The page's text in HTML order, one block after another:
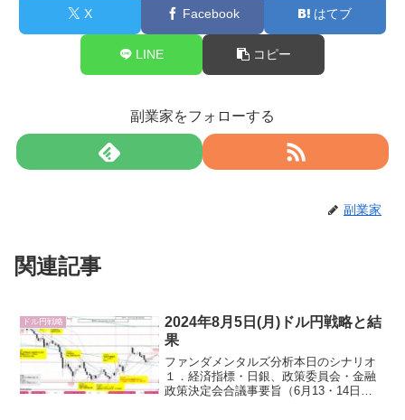
X Facebook はてブ
LINE コピー
副業家をフォローする
副業家
関連記事
ドル円戦略
2024年8月5日(月)ドル円戦略と結
果
ファンダメンタルズ分析本日のシナリオ
１．経済指標・日銀、政策委員会・金融
政策決定会合議事要旨（6月13・14日